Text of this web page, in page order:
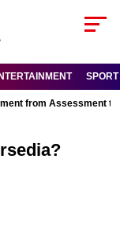
SPORT
from Assessment